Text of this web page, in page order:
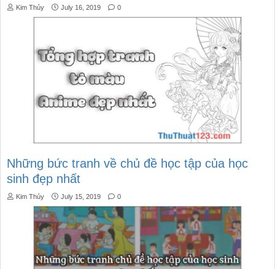
Kim Thủy July 16, 2019 0
Những bức tranh về chủ đề học tập của học
sinh đẹp nhất
Kim Thủy July 15, 2019 0